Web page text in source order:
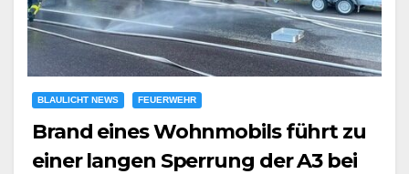
BLAULICHT NEWS FEUERWEHR
Brand eines Wohnmobils führt zu
einer langen Sperrung der A3 bei